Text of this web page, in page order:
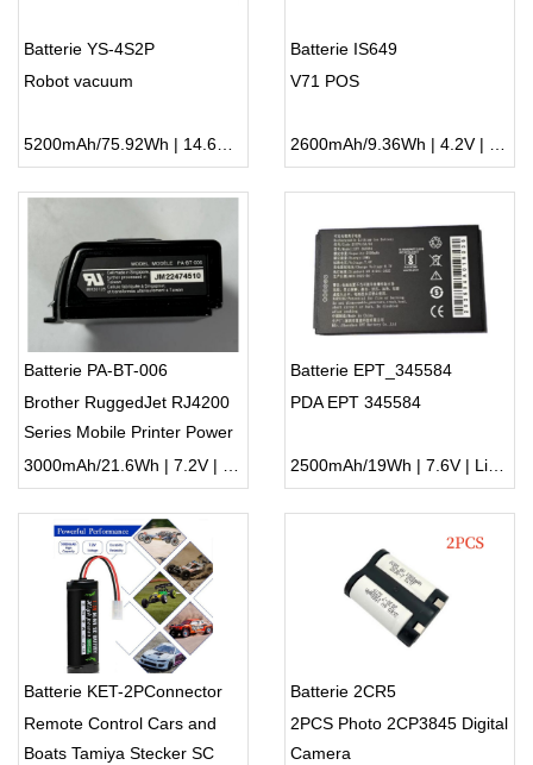
Batterie YS-4S2P
Robot vacuum
5200mAh/75.92Wh | 14.6V | Li-ion ...
Batterie IS649
V71 POS
2600mAh/9.36Wh | 4.2V | Li-ion ...
Batterie PA-BT-006
Brother RuggedJet RJ4200
Series Mobile Printer Power
3000mAh/21.6Wh | 7.2V | Li-ion ...
Batterie EPT_345584
PDA EPT 345584
2500mAh/19Wh | 7.6V | Li-ion ...
Batterie KET-2PConnector
Remote Control Cars and
Boats Tamiya Stecker SC
Batterie 2CR5
2PCS Photo 2CP3845 Digital
Camera